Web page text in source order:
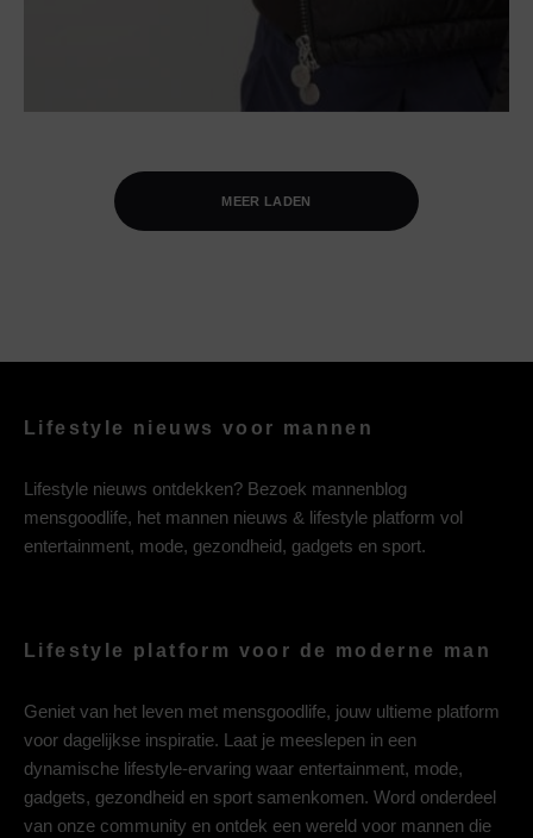
MEER LADEN
Lifestyle nieuws voor mannen
Lifestyle nieuws ontdekken? Bezoek mannenblog
mensgoodlife, het mannen nieuws & lifestyle platform vol
entertainment, mode, gezondheid, gadgets en sport.
Lifestyle platform voor de moderne man
Geniet van het leven met mensgoodlife, jouw ultieme platform
voor dagelijkse inspiratie. Laat je meeslepen in een
dynamische lifestyle-ervaring waar entertainment, mode,
gadgets, gezondheid en sport samenkomen. Word onderdeel
van onze community en ontdek een wereld voor mannen die